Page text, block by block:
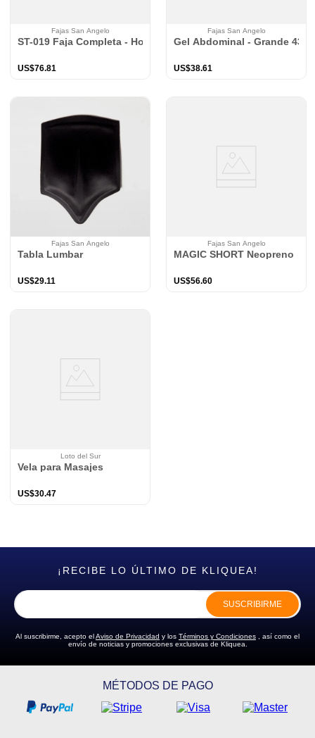
Fajas San Angelo
ST-019 Faja Completa - Hombre
US$76.81
Fajas San Angelo
Gel Abdominal - Grande
US$38.61
Fajas San Angelo
Tabla Lumbar
US$29.11
Fajas San Angelo
MAGIC SHORT Neopreno
US$56.60
Loto del Sur
Vela para Masajes
US$30.47
¡RECIBE LO ÚLTIMO DE KLIQUEA!
SUSCRIBIRME
Al suscribirme, acepto elAviso de Privacidad y los Términos y Condiciones , así como el
envío de noticias y promociones exclusivas de Kliquea.
MÉTODOS DE PAGO